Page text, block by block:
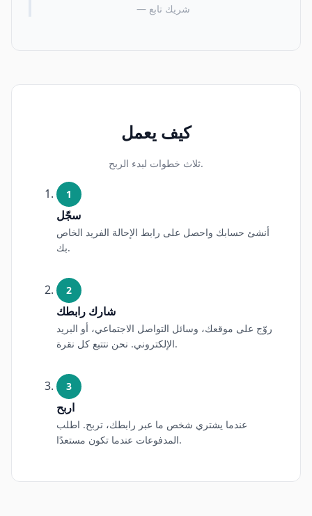
— شريك تابع
كيف يعمل
ثلاث خطوات لبدء الربح.
1
سجّل
أنشئ حسابك واحصل على رابط الإحالة الفريد الخاص
بك.
2
شارك رابطك
روّج على موقعك، وسائل التواصل الاجتماعي، أو البريد
الإلكتروني. نحن نتتبع كل نقرة.
3
اربح
عندما يشتري شخص ما عبر رابطك، تربح. اطلب
المدفوعات عندما تكون مستعدًا.